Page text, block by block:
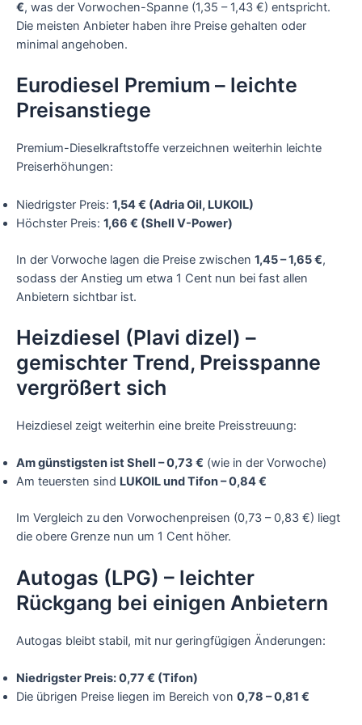
€, was der Vorwochen-Spanne (1,35 – 1,43 €) entspricht.
Die meisten Anbieter haben ihre Preise gehalten oder
minimal angehoben.
Eurodiesel Premium – leichte
Preisanstiege
Premium-Dieselkraftstoffe verzeichnen weiterhin leichte
Preiserhöhungen:
Niedrigster Preis: 1,54 € (Adria Oil, LUKOIL)
Höchster Preis: 1,66 € (Shell V-Power)
In der Vorwoche lagen die Preise zwischen 1,45 – 1,65 €,
sodass der Anstieg um etwa 1 Cent nun bei fast allen
Anbietern sichtbar ist.
Heizdiesel (Plavi dizel) –
gemischter Trend, Preisspanne
vergrößert sich
Heizdiesel zeigt weiterhin eine breite Preisstreuung:
Am günstigsten ist Shell – 0,73 € (wie in der Vorwoche)
Am teuersten sind LUKOIL und Tifon – 0,84 €
Im Vergleich zu den Vorwochenpreisen (0,73 – 0,83 €) liegt
die obere Grenze nun um 1 Cent höher.
Autogas (LPG) – leichter
Rückgang bei einigen Anbietern
Autogas bleibt stabil, mit nur geringfügigen Änderungen:
Niedrigster Preis: 0,77 € (Tifon)
Die übrigen Preise liegen im Bereich von 0,78 – 0,81 €